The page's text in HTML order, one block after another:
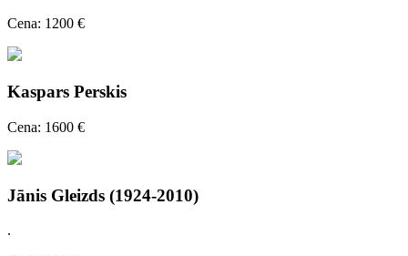
Cena: 1200 €
Kaspars Perskis
Cena: 1600 €
Jānis Gleizds (1924-2010)
.